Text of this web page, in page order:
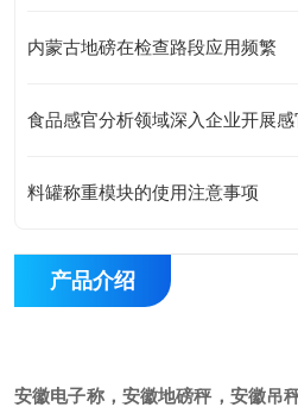
内蒙古地磅在检查路段应用频繁
食品感官分析领域深入企业开展感
料罐称重模块的使用注意事项
产品介绍
安徽电子称，安徽地磅秤，安徽吊